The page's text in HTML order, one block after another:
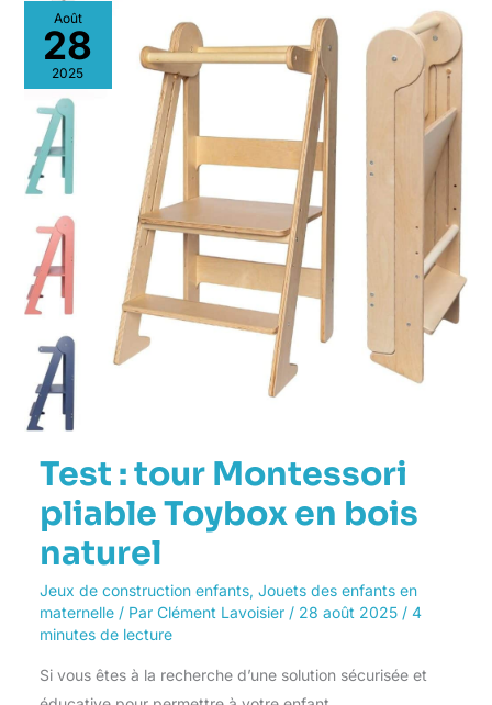
Août
28
2025
Test : tour Montessori
pliable Toybox en bois
naturel
Jeux de construction enfants, Jouets des enfants en
maternelle/ Par Clément Lavoisier / 28 août 2025 / 4
minutes de lecture
Si vous êtes à la recherche d’une solution sécurisée et
Test
:
tour
Montessori
pliable
Toybox
en
bois
naturel